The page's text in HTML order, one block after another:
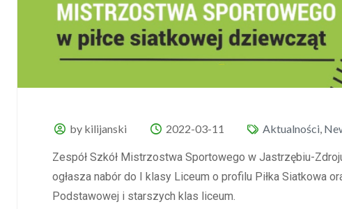
by kilijanski 2022-03-11 Aktualności,
Zespół Szkół Mistrzostwa Sportowego w Jastrzębiu-
ogłasza nabór do I klasy Liceum o profilu Piłka Siatkowa
Podstawowej i starszych klas liceum.